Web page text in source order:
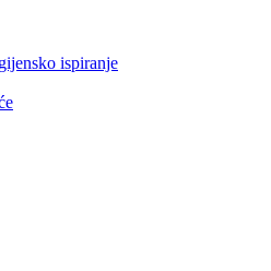
ispiranje